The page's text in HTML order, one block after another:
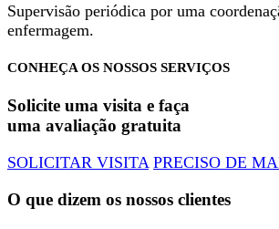
Supervisão periódica por uma
enfermagem.
CONHEÇA OS NOSSOS SERVIÇOS
Solicite uma visita e faça
uma avaliação gratuita
SOLICITAR VISITA PRECISO DE
O que dizem os nossos clientes